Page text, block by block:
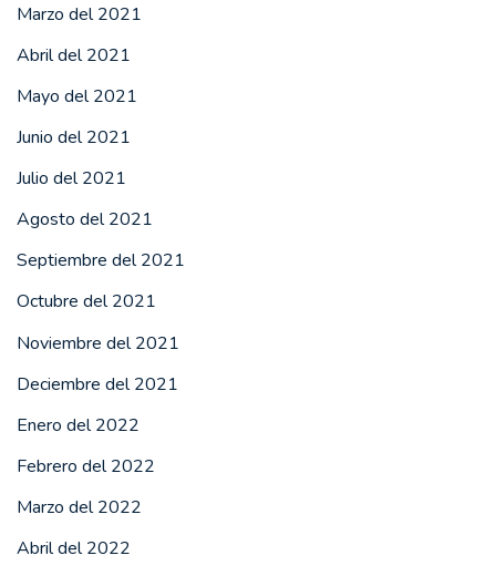
Marzo del 2021
Abril del 2021
Mayo del 2021
Junio del 2021
Julio del 2021
Agosto del 2021
Septiembre del 2021
Octubre del 2021
Noviembre del 2021
Deciembre del 2021
Enero del 2022
Febrero del 2022
Marzo del 2022
Abril del 2022